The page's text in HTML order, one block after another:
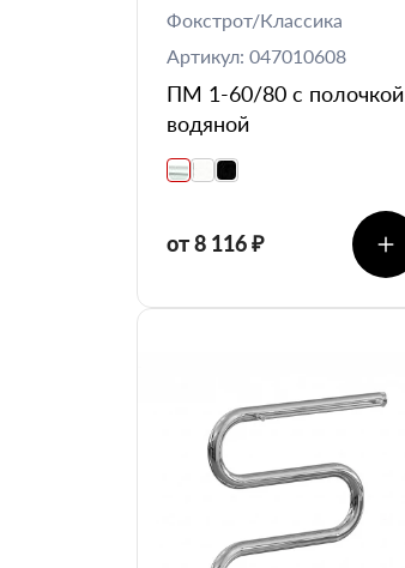
Фокстрот/Классика
Артикул: 047010608
ПМ 1-60/80 с полочкой
водяной
от 8 116 ₽